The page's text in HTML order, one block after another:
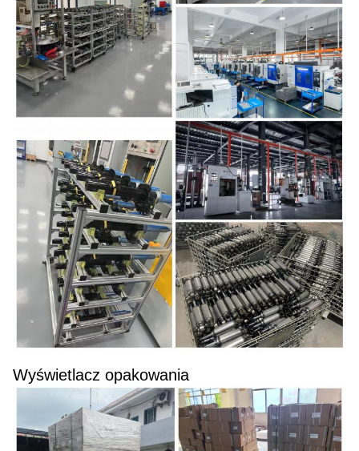
Wyświetlacz opakowania